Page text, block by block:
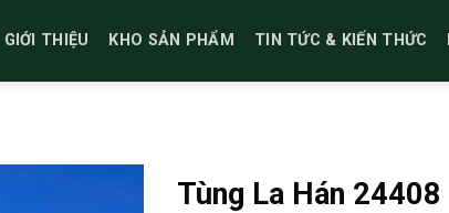
GIỚI THIỆU KHO SẢN PHẨM TIN TỨC & KIẾN THỨC
Tùng La Hán 24408